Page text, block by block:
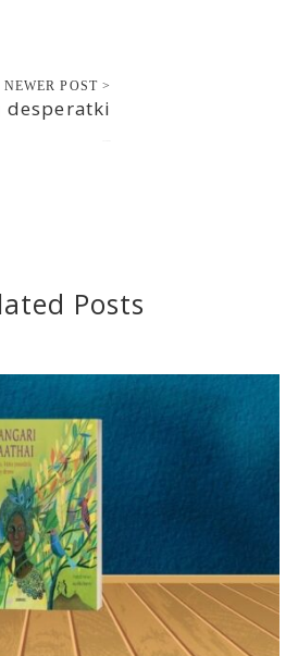
NEWER POST >
desperatki
Posts